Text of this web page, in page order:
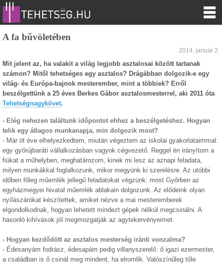
A fa bűvöletében
2014. január 2.
Mit jelent az, ha valakit a világ legjobb asztalosai között tartanak
számon? Mitől tehetséges egy asztalos? Drágábban dolgozik-e egy
világ- és Európa-bajnok mesterember, mint a többiek? Erről
beszélgettünk a 25 éves Berkes Gábor asztalosmesterrel, aki 2011 óta
Tehetségnagykövet.
- Elég nehezen találtunk időpontot ehhez a beszélgetéshez. Hogyan
telik egy átlagos munkanapja, min dolgozik most?
- Már öt éve elhelyezkedtem, miután végeztem az iskolai gyakorlataimmal:
egy győrújbaráti vállalkozásban vagyok cégvezető. Reggel én irányítom a
fiúkat a műhelyben, meghatározom, kinek mi lesz az aznapi feladata,
milyen munkákkal foglalkozunk, mikor megyünk ki szerelésre. Az utóbbi
időben főleg műemlék jellegű feladatokat végzünk: most Győrben az
egyházmegyei hivatal műemlék ablakain dolgozunk. Az elődeink olyan
nyílászárókat készítettek, amiket nézve a mai mesteremberek
elgondolkodnak, hogyan lehetett mindezt gépek nélkül megcsinálni. A
hasonló kihívások jól megmozgatják az agytekervényeimet.
- Hogyan kezdődött az asztalos mesterség iránti vonzalma?
- Édesanyám fodrász, édesapám pedig villanyszerelő: ő igazi ezermester,
a családban is ő csinál meg mindent, ha elromlik. Valószínűleg tőle